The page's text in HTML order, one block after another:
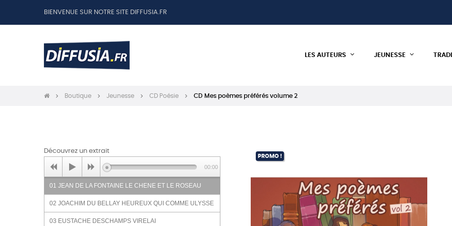
BIENVENUE SUR NOTRE SITE DIFFUSIA.FR
LES AUTEURS JEUNESSE
Boutique Jeunesse CD Poésie CD Mes poèmes préférés volume 2
Découvrez un extrait
01 JEAN DE LA FONTAINE LE CHENE ET LE ROSEAU
02 JOACHIM DU BELLAY HEUREUX QUI COMME ULYSSE
03 EUSTACHE DESCHAMPS VIRELAI
00:00
PROMO !